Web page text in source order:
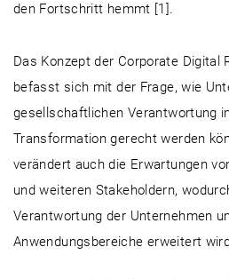
den Fortschritt hemmt [1].
Das Konzept der Corporate Digital
befasst sich mit der Frage, wie
gesellschaftlichen Verantwortung
Transformation gerecht werden
verändert auch die Erwartungen
und weiteren Stakeholdern,
Verantwortung der Unternehmen
Anwendungsbereiche erweitert